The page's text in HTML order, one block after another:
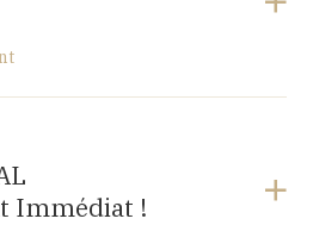
VILLERSEXEL
Immédiat !